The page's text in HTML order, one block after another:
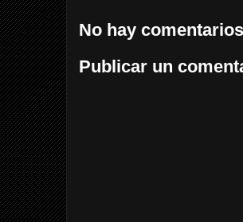
No hay
Publicar un